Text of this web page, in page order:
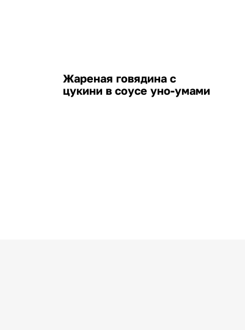
Жареная говядина с
цукини в соусе уно-умами